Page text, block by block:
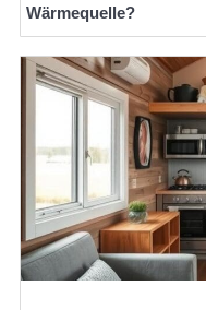
Wärmequelle?